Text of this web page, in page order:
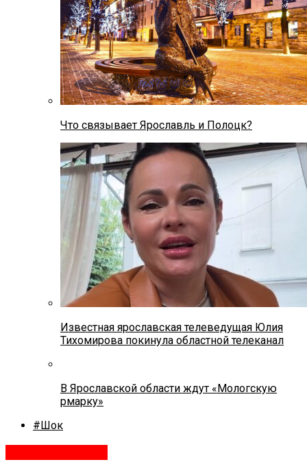
Что связывает Ярославль и Полоцк?
Известная ярославская телеведущая Юлия
Тихомирова покинула областной телеканал
В Ярославской области ждут «Мологскую
рмарку»
#Шок